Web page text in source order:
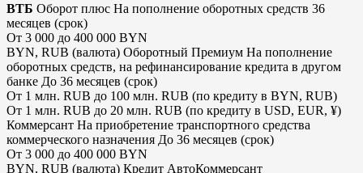
ВТБ Оборот плюс На пополнение оборотных средств 36
месяцев (срок)
От 3 000 до 400 000 BYN
BYN, RUB (валюта) Оборотный Премиум На пополнение
оборотных средств, на рефинансирование кредита в другом
банке До 36 месяцев (срок)
От 1 млн. RUB до 100 млн. RUB (по кредиту в BYN, RUB)
От 1 млн. RUB до 20 млн. RUB (по кредиту в USD, EUR, ¥)
Коммерсант На приобретение транспортного средства
коммерческого назначения До 36 месяцев (срок)
От 3 000 до 400 000 BYN
BYN, RUB (валюта) Кредит АвтоКоммерсант